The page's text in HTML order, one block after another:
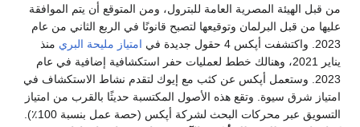
من قبل الهيئة المصرية العامة للبترول، ومن المتوقع أن يتم الموافقة
عليها من قبل البرلمان وتوقيعها لتصبح قانونًا في الربع الثاني من عام
2023. واكتشفت أپكس 4 حقول جديدة في
امتياز مليحة البري منذ
يناير 2021، وهنالك خطط لعمليات حفر استكشافية إضافية في عام
2023. وستعمل أپكس عن كثب مع إيوك لتقدم نشاط الاستكشاف في
امتياز شرق سيوة. وتقع هذه الأصول المكتسبة حديثًا بالقرب من امتياز
التسويق عبر محركات البحث لشركة أپكس (حصة عمل بنسبة 100٪).